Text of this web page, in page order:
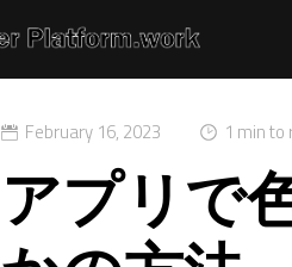
February 16, 2023 1 min to
アプリで